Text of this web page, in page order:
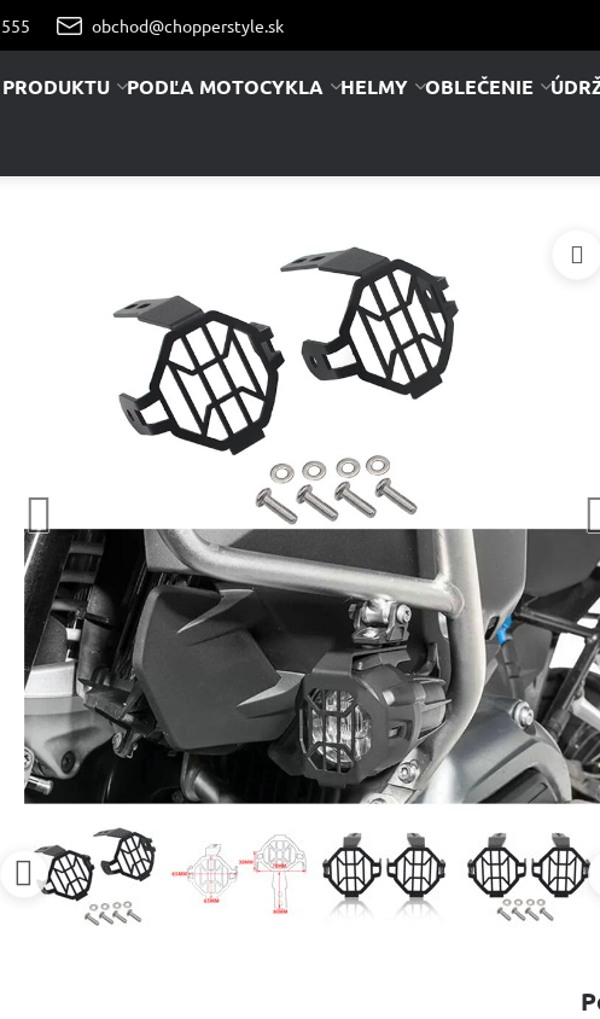
obchod@chopperstyle.sk
PODĽA MOTOCYKLA HELMY OBLEČENIE